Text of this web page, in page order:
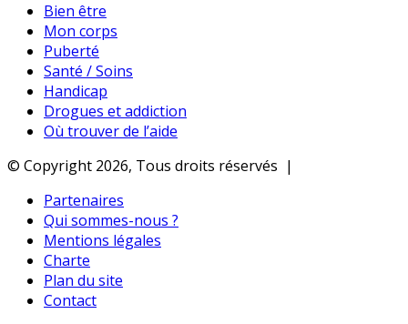
Bien être
Mon corps
Puberté
Santé / Soins
Handicap
Drogues et addiction
Où trouver de l’aide
© Copyright 2026, Tous droits réservés |
Partenaires
Qui sommes-nous ?
Mentions légales
Charte
Plan du site
Contact